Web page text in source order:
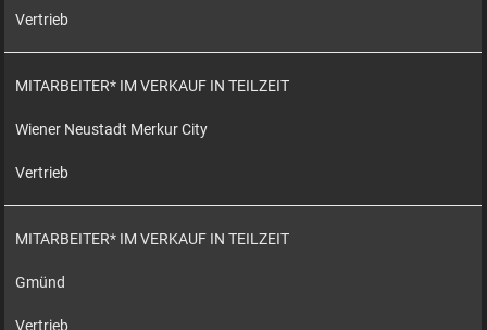
Vertrieb
MITARBEITER* IM VERKAUF IN TEILZEIT
Wiener Neustadt Merkur City
Vertrieb
MITARBEITER* IM VERKAUF IN TEILZEIT
Gmünd
Vertrieb